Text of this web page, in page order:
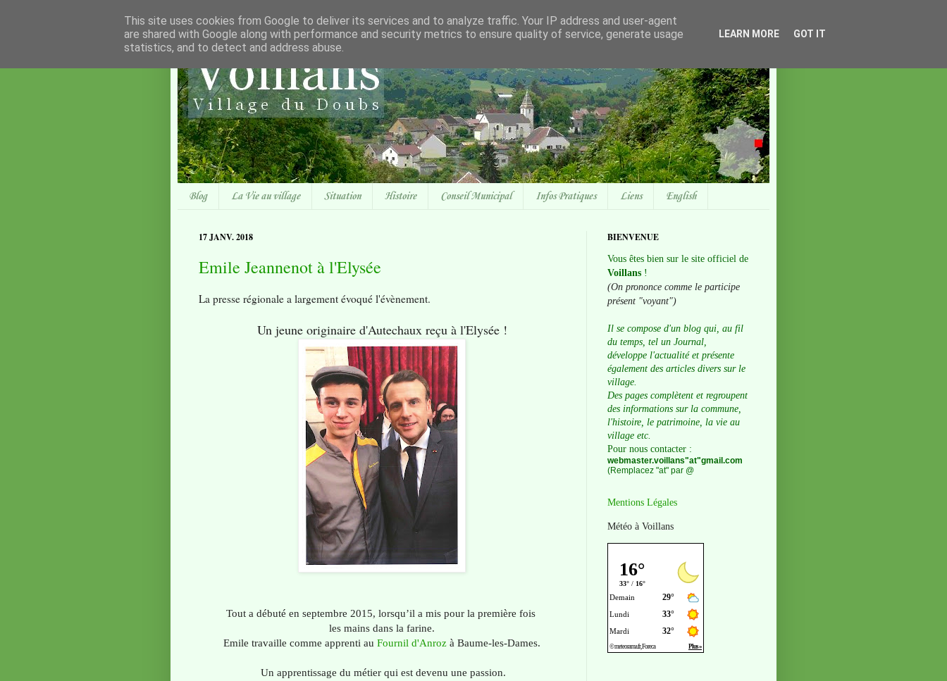
Blog La Vie au village Situation Histoire Conseil Municipal Infos Pratiques Liens English
17 JANV. 2018
Emile Jeannenot à l'Elysée
La presse régionale a largement évoqué l'évènement.
Un jeune originaire d'Autechaux reçu à l'Elysée !
Tout a débuté en septembre 2015, lorsqu’il a mis pour la première fois
les mains dans la farine.
Emile travaille comme apprenti au Fournil d'Anroz à Baume-les-Dames.
Un apprentissage du métier qui est devenu une passion.
BIENVENUE
Vous êtes bien sur le site officiel de
Voillans !
(On prononce comme le participe
présent "voyant")
Il se compose d'un blog qui, au fil
du temps, tel un Journal,
développe l'actualité et présente
également des articles divers sur le
village.
Des pages complètent et regroupent
des informations sur la commune,
l'histoire, le patrimoine, la vie au
village etc.
Pour nous contacter :
webmaster.voillans"at"gmail.com
(Remplacez "at" par @
Mentions Légales
Météo à Voillans
This site uses cookies from Google to deliver its services and to analyze traffic. Your IP address and user-agent
are shared with Google along with performance and security metrics to ensure quality of service, generate usage
statistics, and to detect and address abuse.
LEARN MORE GOT IT